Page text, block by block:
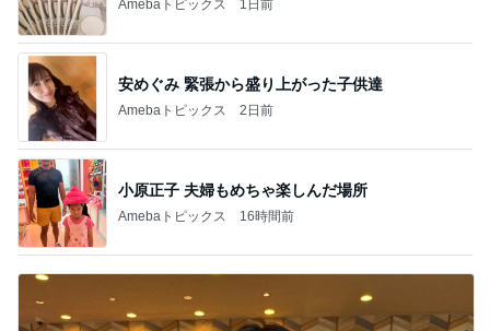
安めぐみ 緊張から盛り上がった子供達
Amebaトピックス 2日前
小原正子 夫婦もめちゃ楽しんだ場所
Amebaトピックス 16時間前